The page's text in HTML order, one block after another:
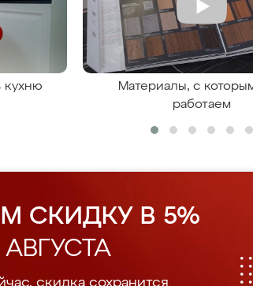
кухню
Материалы, с
работаем
СКИДКУ В 5%
скидка сохранится.